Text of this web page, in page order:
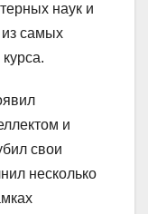
наук и
из самых
и
свои
несколько